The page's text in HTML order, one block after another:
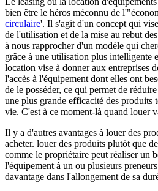
bien être le héros méconnu de
circulaire'. Il s'agit d'un concept qui
de l'utilisation et de la mise au rebut
à nous rapprocher d'un modèle qui
grâce à une utilisation plus intelligente
location vise à donner aux entreprises
l'accès à l'équipement dont elles ont
de le posséder, ce qui permet de
une plus grande efficacité des produits
vie. C'est à ce moment-là quand louer
Il y a d'autres avantages à louer des
acheter. louer des produits plutôt que
comme le propriétaire peut réaliser un
l'équipement à un ou plusieurs
davantage dans l'allongement de sa